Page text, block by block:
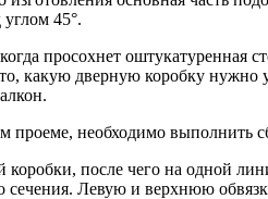
45°.
просохнет
какую дверную коробку
проеме, необходимо выполнить
коробки, после чего на одной
сечения. Левую и верхнюю